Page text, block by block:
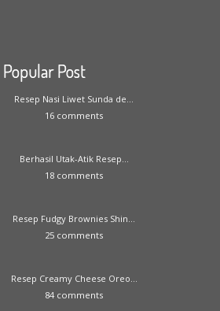
Popular Post
Resep Nasi Liwet Sunda de...
16 comments
Berhasil Utak-Atik Resep...
18 comments
Resep Fudgy Brownies Shin...
25 comments
Resep Creamy Cheese Oreo...
84 comments